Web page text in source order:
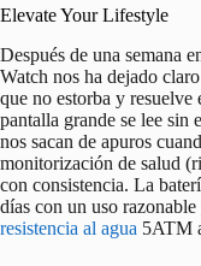
Elevate Your Lifestyle
Después de una semana
Watch nos ha dejado
que no estorba y
pantalla grande se lee sin
nos sacan de apuros
monitorización de salud
con consistencia. La
días con un uso
resistencia al agua 5ATM